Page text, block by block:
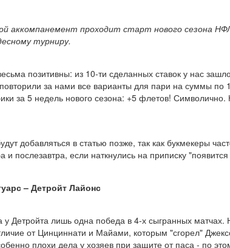
аккомпанемент проходит старт нового сезона
турниру.
позитивны: из 10-ти сделанных ставок у нас
за нами все варианты для пари на суммы
за 5 недель нового сезона: +5 флетов! Символично.
добавляться в статью позже, так как букмекеры
и послезавтра, если наткнулись на приписку
– Детройт Лайонс
у Детройта лишь одна победа в 4-х сыгранных
от Цинциннати и Майами, которым "сгорел"
плохи дела у хозяев при защите от паса - по